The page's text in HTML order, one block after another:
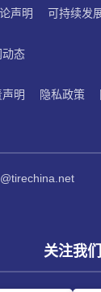
声明
可持续发
动态
明 隐私政策
关注我们